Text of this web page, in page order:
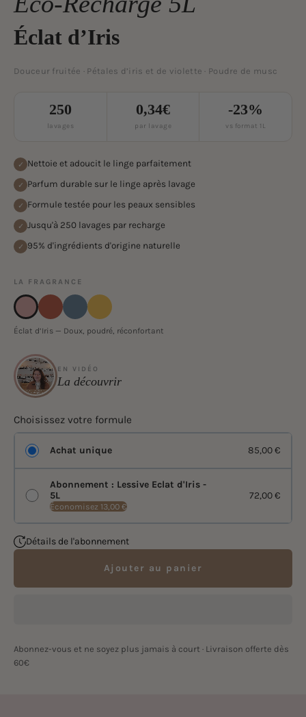
Éclat d’Iris
Douceur fruitée · Pétales d’iris et de violette · Poudre de musc
250
lavages
0,34€
par lavage
-23%
vs format 1L
✓ Nettoie et adoucit le linge parfaitement
✓ Parfum durable sur le linge après lavage
✓ Formule testée pour les peaux sensibles
✓ Jusqu'à 250 lavages par recharge
✓ 95% d'ingrédients d'origine naturelle
LA FRAGRANCE
Éclat d’Iris — Doux, poudré, réconfortant
EN VIDÉO
La découvrir
Choisissez votre formule
Achat unique 85,00 €
Abonnement : Lessive Eclat d'Iris -
5L
Économisez 13,00 €
72,00 €
Détails de l'abonnement
Ajouter au panier
Abonnez-vous et ne soyez plus jamais à court · Livraison offerte dès
60€